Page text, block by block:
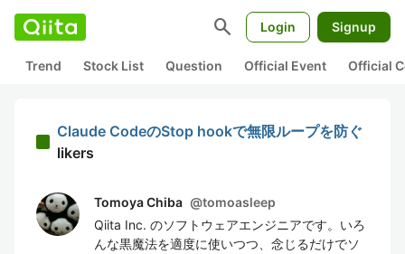
search Login Signup
Trend Stock List Question Official Event Official
Claude CodeのStop hookで無限ループを防ぐ
likers
Tomoya Chiba @tomoasleep
Qiita Inc. のソフトウェアエンジニアです。いろ
んな黒魔法を適度に使いつつ、念じるだけでソ